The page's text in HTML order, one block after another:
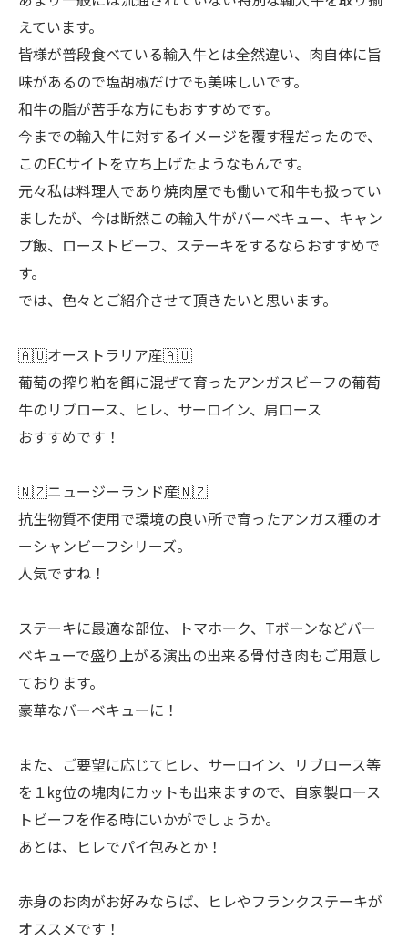
えています。
皆様が普段食べている輸入牛とは全然違い、肉自体に旨
味があるので塩胡椒だけでも美味しいです。
和牛の脂が苦手な方にもおすすめです。
今までの輸入牛に対するイメージを覆す程だったので、
このECサイトを立ち上げたようなもんです。
元々私は料理人であり焼肉屋でも働いて和牛も扱ってい
ましたが、今は断然この輸入牛がバーベキュー、キャン
プ飯、ローストビーフ、ステーキをするならおすすめで
す。
では、色々とご紹介させて頂きたいと思います。
🇦🇺オーストラリア産🇦🇺
葡萄の搾り粕を餌に混ぜて育ったアンガスビーフの葡萄
牛のリブロース、ヒレ、サーロイン、肩ロース
おすすめです！
🇳🇿ニュージーランド産🇳🇿
抗生物質不使用で環境の良い所で育ったアンガス種のオ
ーシャンビーフシリーズ。
人気ですね！
ステーキに最適な部位、トマホーク、Tボーンなどバー
ベキューで盛り上がる演出の出来る骨付き肉もご用意し
ております。
豪華なバーベキューに！
また、ご要望に応じてヒレ、サーロイン、リブロース等
を１㎏位の塊肉にカットも出来ますので、自家製ロース
トビーフを作る時にいかがでしょうか。
あとは、ヒレでパイ包みとか！
赤身のお肉がお好みならば、ヒレやフランクステーキが
オススメです！